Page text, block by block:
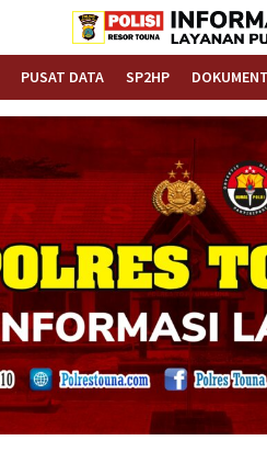
Polrestouna.com
Informasi Layanan Publik
PUSAT DATA SP2HP